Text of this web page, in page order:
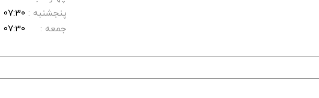
پنجشنبه : 07:30 - 19:00
جمعه : 07:30 - 19:00